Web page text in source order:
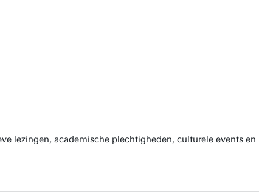
lezingen, academische plechtigheden, culturele events